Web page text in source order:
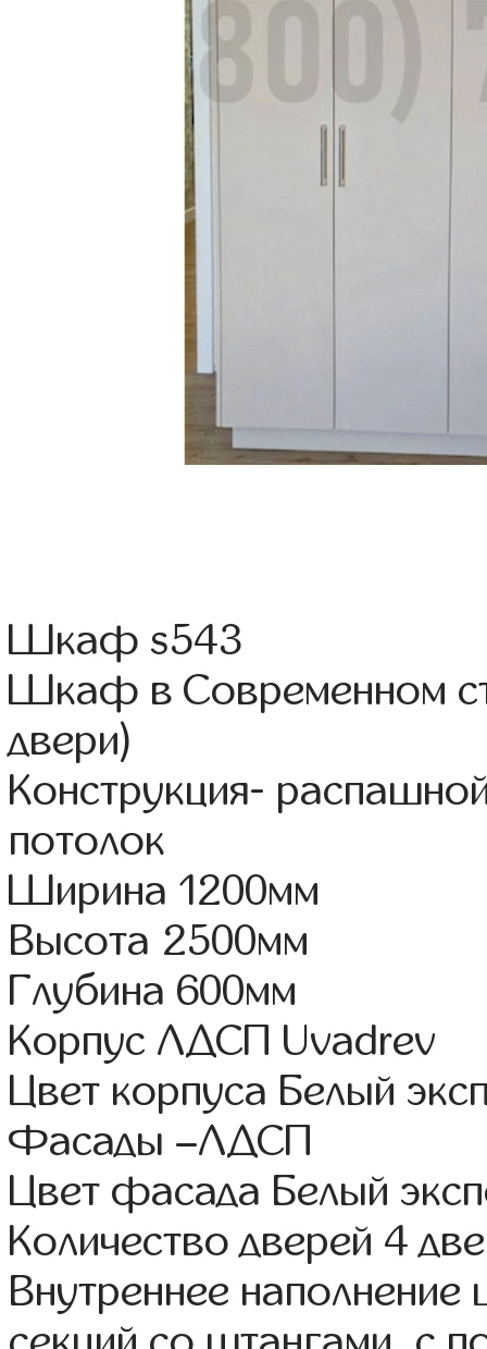
Шкаф s543
Шкаф в Современном
двери)
Конструкция-
потолок
Ширина 1200мм
Высота 2500мм
Глубина 600мм
Корпус ЛДСП Uvadrev
Цвет корпуса Белый
Фасады –ЛДСП
Цвет фасада Белый
Количество дверей 4
Внутреннее